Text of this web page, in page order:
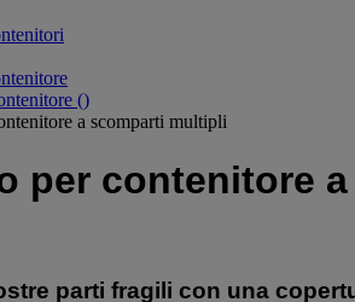
()
a scomparti multipli
per contenitore
parti fragili con una